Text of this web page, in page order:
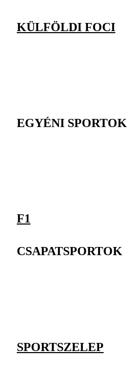
KÜLFÖLDI FOCI
EGYÉNI SPORTOK
F1
CSAPATSPORTOK
SPORTSZELEP